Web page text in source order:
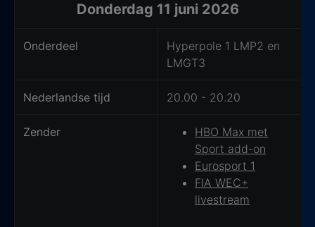
Donderdag 11 juni 2026
Onderdeel
Hyperpole 1 LMP2 en
LMGT3
Nederlandse tijd 20.00 - 20.20
Zender
HBO Max met
Sport add-on
Eurosport 1
FIA WEC+
livestream